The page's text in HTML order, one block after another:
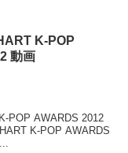
K-POP
動画
POP AWARDS 2012
K-POP AWARDS